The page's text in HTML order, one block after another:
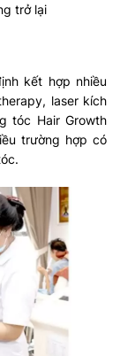
trở lại
kết hợp nhiều
laser kích
tóc Hair Growth
trường hợp có